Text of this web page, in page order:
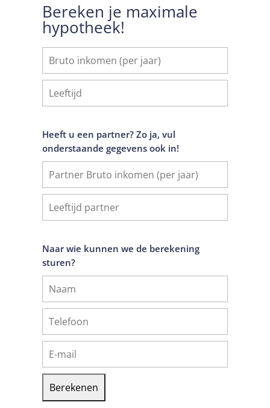
Bereken je maximale
hypotheek!
Heeft u een partner? Zo ja, vul
onderstaande gegevens ook in!
Naar wie kunnen we de berekening
sturen?